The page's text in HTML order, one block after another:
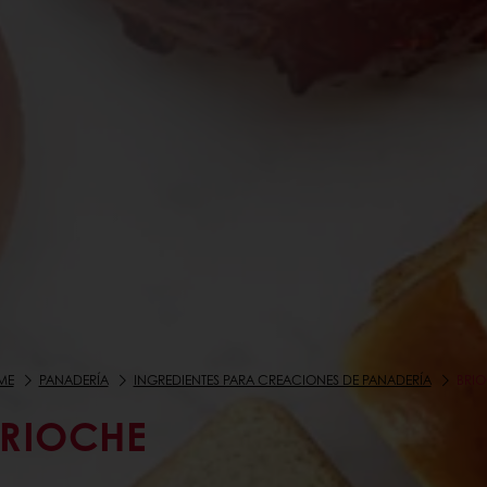
PANADERÍA INGREDIENTES PARA CREACIONES DE PANADERÍA